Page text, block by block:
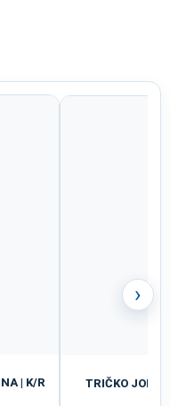
| K/R TRIČKO JOMA
›